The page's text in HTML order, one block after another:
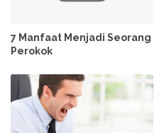
7 Manfaat Menjadi Seorang
Perokok